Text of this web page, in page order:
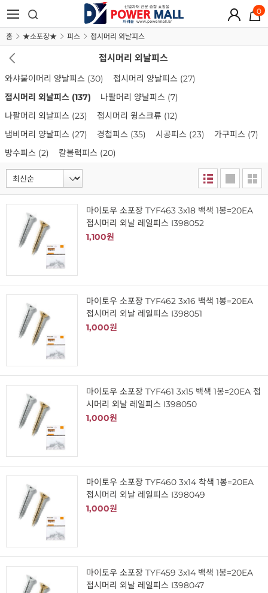
0
홈 ★소포장★ 피스 접시머리 외날피스
접시머리 외날피스
와샤붙이머리 양날피스 (30) 접시머리 양날피스 (27)
접시머리 외날피스 (137) 나팔머리 양날피스 (7)
나팔머리 외날피스 (23) 접시머리 윙스크류 (12)
냄비머리 양날피스 (27) 경첩피스 (35) 시공피스 (23) 가구피스 (7)
방수피스 (2) 칼블럭피스 (20)
마이토우 소포장 TYF463 3x18 백색 1봉=20EA
접시머리 외날 레일피스 I398052
1,100원
마이토우 소포장 TYF462 3x16 백색 1봉=20EA
접시머리 외날 레일피스 I398051
1,000원
마이토우 소포장 TYF461 3x15 백색 1봉=20EA 접
시머리 외날 레일피스 I398050
1,000원
마이토우 소포장 TYF460 3x14 착색 1봉=20EA
접시머리 외날 레일피스 I398049
1,000원
마이토우 소포장 TYF459 3x14 백색 1봉=20EA
접시머리 외날 레일피스 I398047